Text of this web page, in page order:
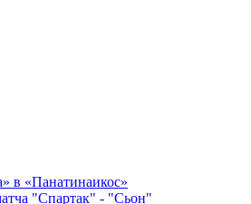
в «Панатинаикос»
"Спартак" - "Сьон"